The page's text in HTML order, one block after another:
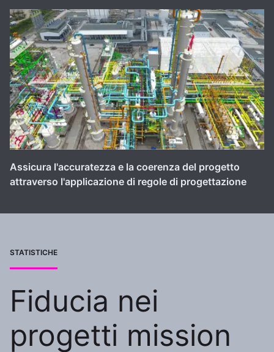
Assicura l'accuratezza e la coerenza del progetto
attraverso l'applicazione di regole di progettazione
STATISTICHE
Fiducia nei
progetti mission